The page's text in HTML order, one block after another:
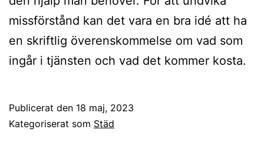
missförstånd kan det vara en bra idé att ha
en skriftlig överenskommelse om vad som
ingår i tjänsten och vad det kommer kosta.
Publicerat den 18 maj, 2023
Kategoriserat som Städ